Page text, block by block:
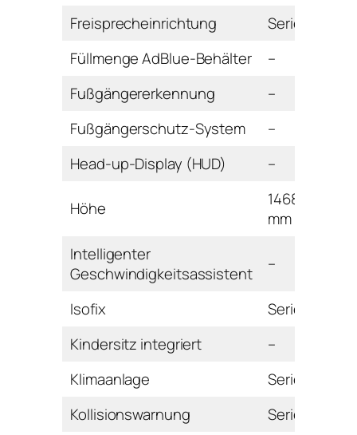
Freisprecheinrichtung
Serie
Füllmenge AdBlue-Behälter
–
Fußgängererkennung
–
Fußgängerschutz-System
–
Head-up-Display (HUD)
–
Höhe
1468
mm
Intelligenter
Geschwindigkeitsassistent
–
Isofix
Serie
Kindersitz integriert
–
Klimaanlage
Serie
Kollisionswarnung
Serie